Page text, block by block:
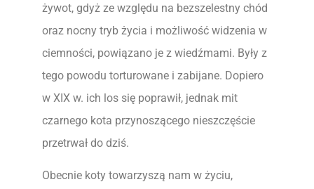
żywot, gdyż ze względu na bezszelestny chód
oraz nocny tryb życia i możliwość widzenia w
ciemności, powiązano je z wiedźmami. Były z
tego powodu torturowane i zabijane. Dopiero
w XIX w. ich los się poprawił, jednak mit
czarnego kota przynoszącego nieszczęście
przetrwał do dziś.
Obecnie koty towarzyszą nam w życiu,